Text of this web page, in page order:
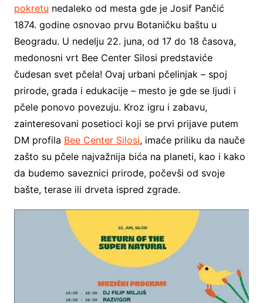
pokretu nedaleko od mesta gde je Josif Pančić
1874. godine osnovao prvu Botaničku baštu u
Beogradu. U nedelju 22. juna, od 17 do 18 časova,
medonosni vrt Bee Center Silosi predstaviće
čudesan svet pčela! Ovaj urbani pčelinjak – spoj
prirode, grada i edukacije – mesto je gde se ljudi i
pčele ponovo povezuju. Kroz igru i zabavu,
zainteresovani posetioci koji se prvi prijave putem
DM profila Bee Center Silosi, imaće priliku da nauče
zašto su pčele najvažnija bića na planeti, kao i kako
da budemo saveznici prirode, počevši od svoje
bašte, terase ili drveta ispred zgrade.